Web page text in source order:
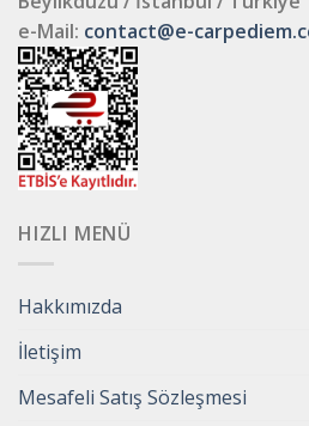
e-Mail: contact@e-
HIZLI MENÜ
Hakkımızda
İletişim
Mesafeli Satış Sözleşmesi